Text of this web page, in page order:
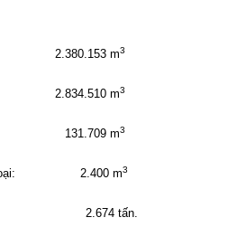
2.380.153 m3
2.834.510 m3
131.709 m3
2.400 m3
2.674 tấn.